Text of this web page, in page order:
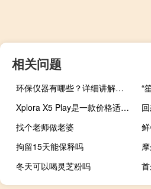
相关问题
环保仪器有哪些？详细讲解各类环保仪器的使用方法
“
Xplora X5 Play是一款价格适中的儿童智能手表
找个老师做老婆
拘留15天能保释吗
冬天可以喝灵芝粉吗